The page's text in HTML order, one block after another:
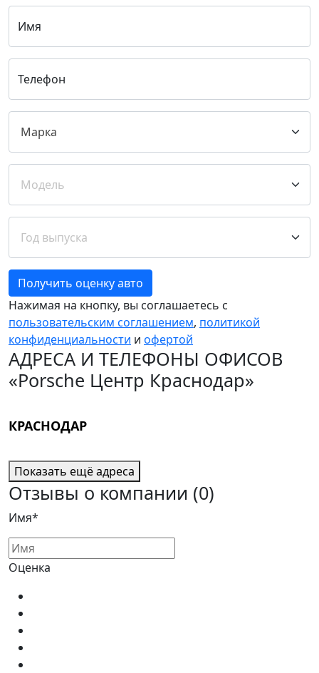
Имя
Телефон
Получить оценку авто
Нажимая на кнопку, вы соглашаетесь с
пользовательским соглашением, политикой
конфиденциальности и офертой
АДРЕСА И ТЕЛЕФОНЫ ОФИСОВ
«Porsche Центр Краснодар»
КРАСНОДАР
Показать ещё адреса
Отзывы о компании (0)
Имя*
Оценка